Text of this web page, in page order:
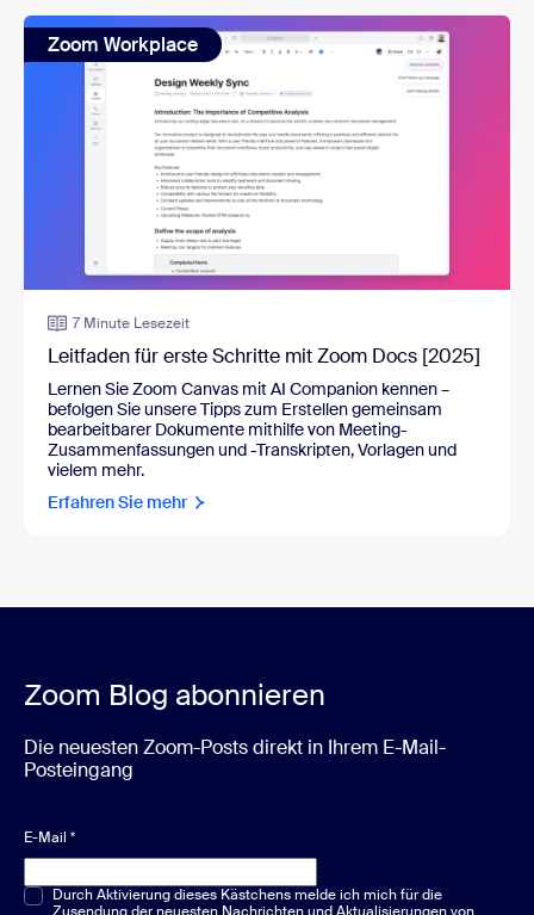
Zoom Workplace
7 Minute Lesezeit
Leitfaden für erste Schritte mit Zoom Docs [2025]
Lernen Sie Zoom Canvas mit AI Companion kennen–
befolgen Sie unsere Tipps zum Erstellen gemeinsam
bearbeitbarer Dokumente mithilfe von Meeting-
Zusammenfassungen und -Transkripten, Vorlagen und
vielem mehr.
Erfahren Sie mehr
Zoom Blog abonnieren
Die neuesten Zoom-Posts direkt in Ihrem E-Mail-
Posteingang
E-Mail *
Multiple-Choice oder Single-Choice*
Durch Aktivierung dieses Kästchens melde ich mich für die
Zusendung der neuesten Nachrichten und Aktualisierungen von